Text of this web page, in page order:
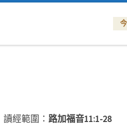
讀經範圍： 路加福音11:1-28